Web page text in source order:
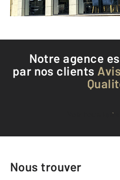
Notre agence
par nos clients
Voir tous les
Nous trouver